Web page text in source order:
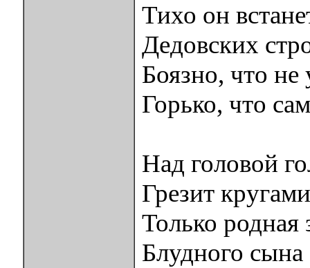
Тихо он
Дедовских
Боязно, что не
Горько, что
Над головой
Грезит
Только родная
Блудного сына